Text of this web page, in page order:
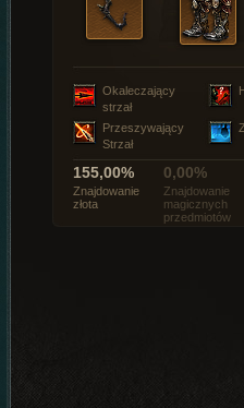
Okaleczający
strzał
Przeszywający
Strzał
155,00%
Znajdowanie
złota
0,00%
Znajdowanie
magicznych
przedmiotów